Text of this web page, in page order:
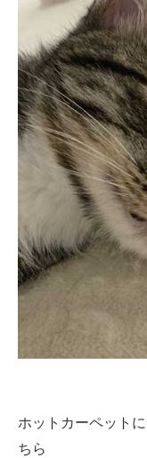
マーケ×ITの今がよ
ITエンジニア向け専
企業向けIT製品の総
IT製品の技術・比較
製造業のIT導入・活
モノづくり技術者専
エレクトロニクス専
エネルギーの専門メ
ちょっと気になるネ
ホットカーペット
ちら